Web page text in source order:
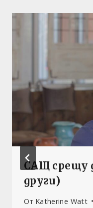
САЩ срещу
други)
От Katherine Watt